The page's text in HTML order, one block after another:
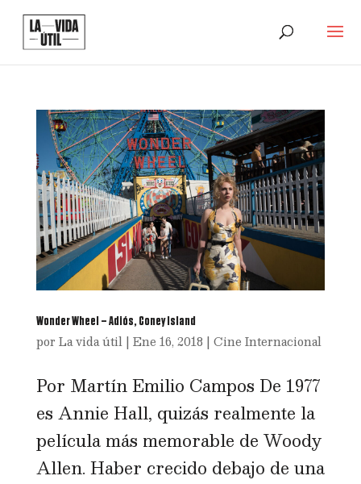
Wonder Wheel – Adiós, Coney Island
por La vida útil| Ene 16, 2018 | Cine Internacional
Por Martín Emilio Campos De 1977
es Annie Hall, quizás realmente la
película más memorable de Woody
Allen. Haber crecido debajo de una